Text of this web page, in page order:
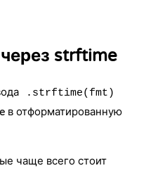
strftime
.strftime(fmt)
в отформатированную
чаще всего стоит